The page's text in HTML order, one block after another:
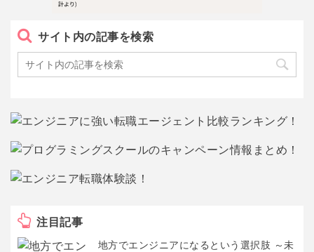
サイト内の記事を検索
注目記事
地方でエンジニアになるという選択肢 ～未